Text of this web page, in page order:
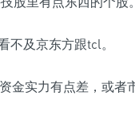
不及京东方跟tcl。
金实力有点差，或者